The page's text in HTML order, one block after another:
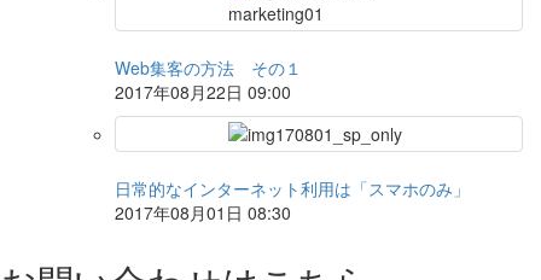
Web集客の方法 その１
2017年08月22日 09:00
日常的なインターネット利用は「スマホのみ」
2017年08月01日 08:30